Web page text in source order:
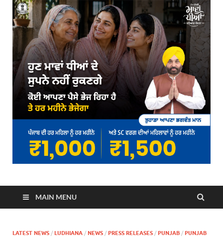
MAIN MENU
LATEST NEWS / LUDHIANA / NEWS / PRESS RELEASES / PUNJAB / PUNJAB